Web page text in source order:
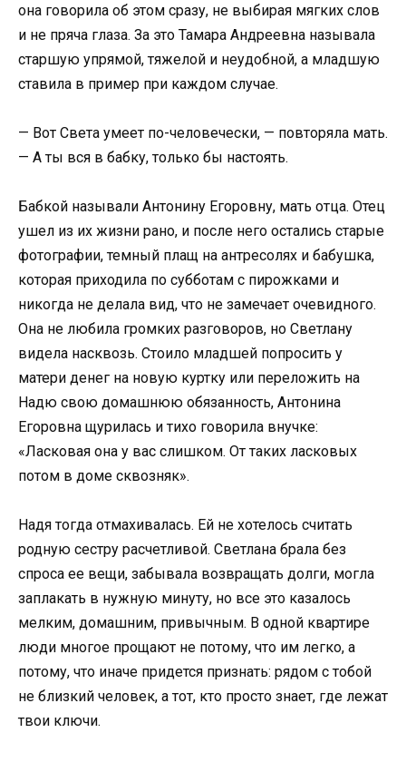
она говорила об этом сразу, не выбирая мягких слов
и не пряча глаза. За это Тамара Андреевна называла
старшую упрямой, тяжелой и неудобной, а младшую
ставила в пример при каждом случае.
— Вот Света умеет по-человечески, — повторяла мать.
— А ты вся в бабку, только бы настоять.
Бабкой называли Антонину Егоровну, мать отца. Отец
ушел из их жизни рано, и после него остались старые
фотографии, темный плащ на антресолях и бабушка,
которая приходила по субботам с пирожками и
никогда не делала вид, что не замечает очевидного.
Она не любила громких разговоров, но Светлану
видела насквозь. Стоило младшей попросить у
матери денег на новую куртку или переложить на
Надю свою домашнюю обязанность, Антонина
Егоровна щурилась и тихо говорила внучке:
«Ласковая она у вас слишком. От таких ласковых
потом в доме сквозняк».
Надя тогда отмахивалась. Ей не хотелось считать
родную сестру расчетливой. Светлана брала без
спроса ее вещи, забывала возвращать долги, могла
заплакать в нужную минуту, но все это казалось
мелким, домашним, привычным. В одной квартире
люди многое прощают не потому, что им легко, а
потому, что иначе придется признать: рядом с тобой
не близкий человек, а тот, кто просто знает, где лежат
твои ключи.